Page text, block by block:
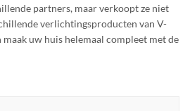
partners, maar verkoopt ze niet
verlichtingsproducten van V-
uw huis helemaal compleet met de